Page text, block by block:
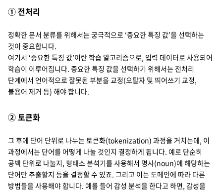
① 전처리
정확한 문서 분류를 위해서는 궁극적으로 ‘중요한 특징 값’을 선택하는
것이 중요합니다.
여기서 ‘중요한 특징 값’이란 학습 알고리즘으로, 입력 데이터로 사용되어
학습이 이루어집니다. 중요한 특징 값을 선택하기 위해서는 전처리
단계에서 언어적으로 잘못된 부분을 교정(오탈자 및 띄어쓰기 교정,
불용어 제거 등) 해야 합니다.
② 토큰화
그 후에 단어 단위로 나누는 토큰화(tokenization) 과정을 거치는데, 이
과정에서는 단어를 어떻게 나눌 것인지 결정하게 됩니다. 예로 단순히
공백 단위로 나눌지, 형태소 분석기를 사용해서 명사(noun)에 해당하는
단어만 추출할지 등을 결정할 수 있죠. 그리고 이는 도메인에 따라 다른
방법들을 사용해야 합니다. 예를 들어 감성 분석을 한다고 하면, 감성을